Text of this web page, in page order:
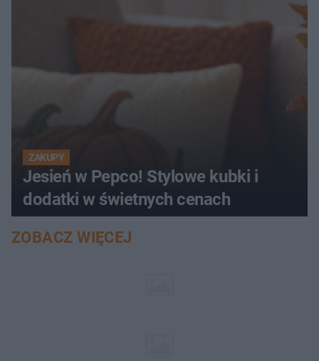
ZAKUPY
Jesień w Pepco! Stylowe kubki i
dodatki w świetnych cenach
ZOBACZ WIĘCEJ